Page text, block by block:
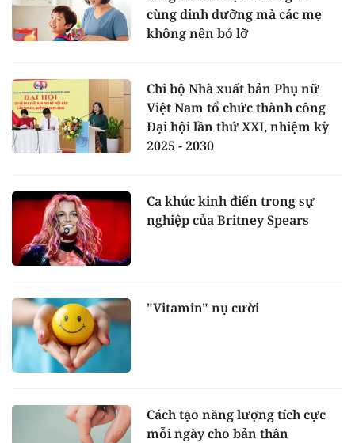
cùng dinh dưỡng mà các mẹ
không nên bỏ lỡ
Chi bộ Nhà xuất bản Phụ nữ
Việt Nam tổ chức thành công
Đại hội lần thứ XXI, nhiệm kỳ
2025 - 2030
Ca khúc kinh điển trong sự
nghiệp của Britney Spears
"Vitamin" nụ cười
Cách tạo năng lượng tích cực
mỗi ngày cho bản thân